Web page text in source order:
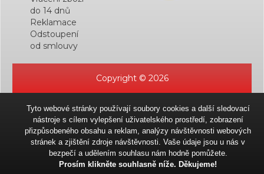
do 14 dnů
Reklamace
Odstoupení
od smlouvy
Copyright © 2026
Tyto webové stránky používají soubory cookies a další sledovací
nástroje s cílem vylepšení uživatelského prostředí, zobrazení
přizpůsobeného obsahu a reklam, analýzy návštěvnosti webových
stránek a zjištění zdroje návštěvnosti. Vaše údaje jsou u nás v
bezpečí a udělením souhlasu nám hodně pomůžete.
Prosím klikněte souhlasně níže. Děkujeme!